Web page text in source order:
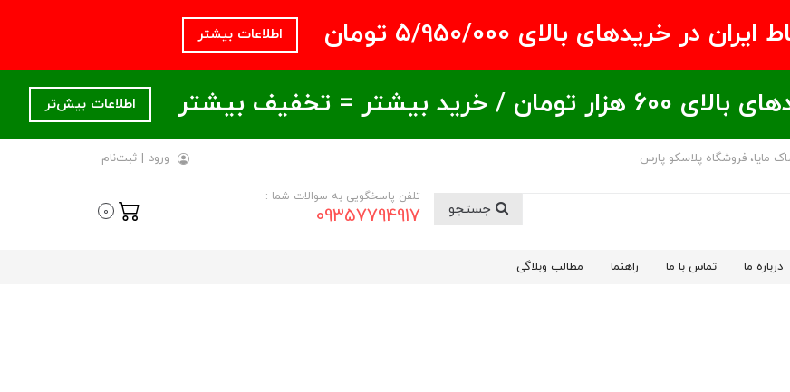
خریدهای بالای ۵/950/000 تومان اطلاعات بیشتر
= تخفیف بیشتر اطلاعات بیش‌تر
مایا، فروشگاه پلاسکو پارس ورود | ثبت‌نام
تلفن پاسخگویی به سوالات شما :
09357794917
0
درباره ما تماس با ما راهنما مطالب وبلاگی